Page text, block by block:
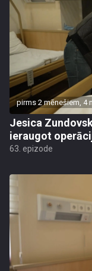
pirms 2 mēnešiem, 4
Jesica
ieraugot
63. epizode